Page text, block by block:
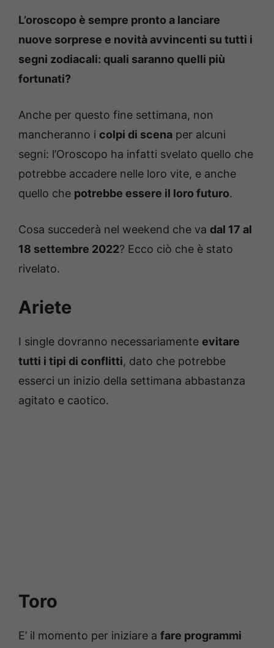
L’oroscopo è sempre pronto a lanciare
nuove sorprese e novità avvincenti su tutti i
segni zodiacali: quali saranno quelli più
fortunati?
Anche per questo fine settimana, non
mancheranno i colpi di scena per alcuni
segni: l’Oroscopo ha infatti svelato quello che
potrebbe accadere nelle loro vite, e anche
quello che potrebbe essere il loro futuro.
Cosa succederà nel weekend che va dal 17 al
18 settembre 2022? Ecco ciò che è stato
rivelato.
Ariete
I single dovranno necessariamente evitare
tutti i tipi di conflitti, dato che potrebbe
esserci un inizio della settimana abbastanza
agitato e caotico.
Toro
E’ il momento per iniziare a fare programmi